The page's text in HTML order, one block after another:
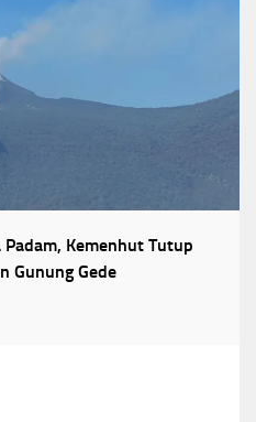
Kemenhut Tutup
Gunung Gede